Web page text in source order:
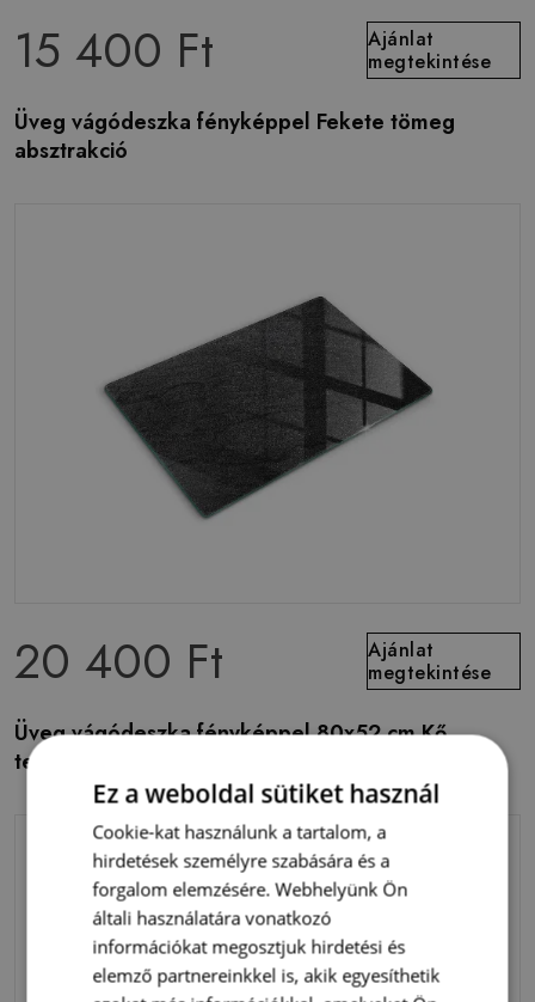
15 400 Ft
Ajánlat
megtekintése
Üveg vágódeszka fényképpel Fekete tömeg
absztrakció
20 400 Ft
Ajánlat
megtekintése
Üveg vágódeszka fényképpel 80x52 cm Kő
textúra
Ez a weboldal sütiket használ
Cookie-kat használunk a tartalom, a
hirdetések személyre szabására és a
forgalom elemzésére. Webhelyünk Ön
általi használatára vonatkozó
információkat megosztjuk hirdetési és
elemző partnereinkkel is, akik egyesíthetik